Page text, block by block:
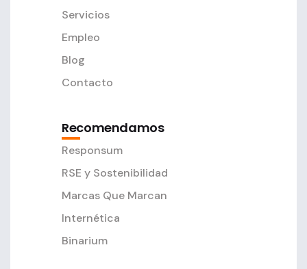
Servicios
Empleo
Blog
Contacto
Recomendamos
Responsum
RSE y Sostenibilidad
Marcas Que Marcan
Internética
Binarium